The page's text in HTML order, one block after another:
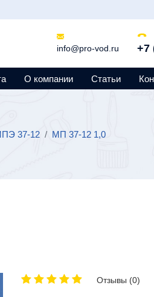
info@pro-vod.ru +7
О компании Статьи
37-12 / МП 37-12 1,0
Отзывы (0)